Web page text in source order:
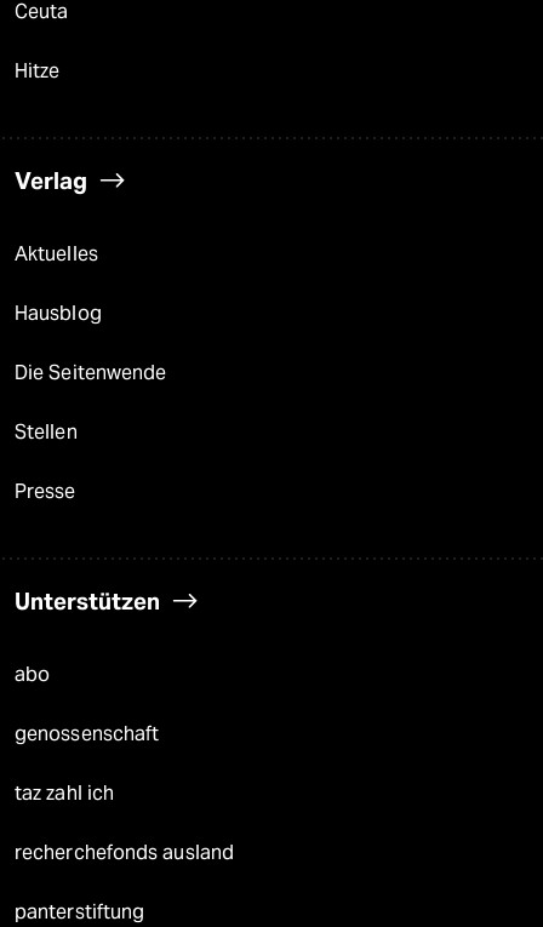
Ceuta
Hitze
Verlag
Aktuelles
Hausblog
Die Seitenwende
Stellen
Presse
Unterstützen
abo
genossenschaft
taz zahl ich
recherchefonds ausland
panterstiftung